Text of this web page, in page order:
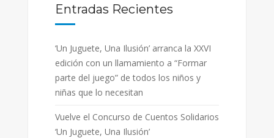
Entradas Recientes
‘Un Juguete, Una Ilusión’ arranca la XXVI
edición con un llamamiento a “Formar
parte del juego” de todos los niños y
niñas que lo necesitan
Vuelve el Concurso de Cuentos Solidarios
‘Un Juguete, Una Ilusión’